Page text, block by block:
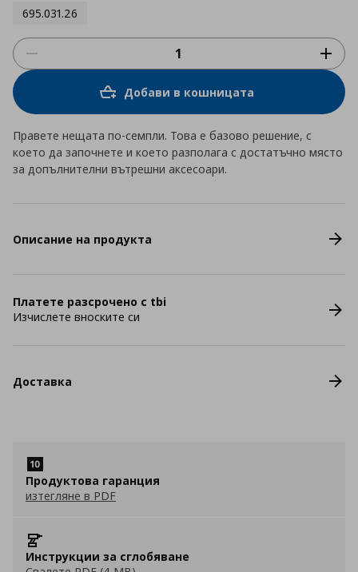
695.031.26
Добави в кошницата
Правете нещата по-семпли. Това е базово решение, с
което да започнете и което разполага с достатъчно място
за допълнителни вътрешни аксесоари.
Описание на продукта
Платете разсрочено с tbi
Изчислете вноските си
Доставка
Продуктова гаранция
изтегляне в PDF
Инструкции за сглобяване